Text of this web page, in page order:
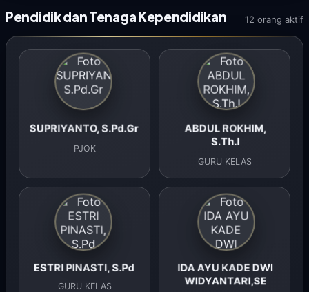
Pendidik dan Tenaga Kependidikan 12 orang aktif
SUPRIYANTO, S.Pd.Gr
PJOK
ABDUL ROKHIM,
S.Th.I
GURU KELAS
ESTRI PINASTI, S.Pd
GURU KELAS
IDA AYU KADE DWI
WIDYANTARI,SE